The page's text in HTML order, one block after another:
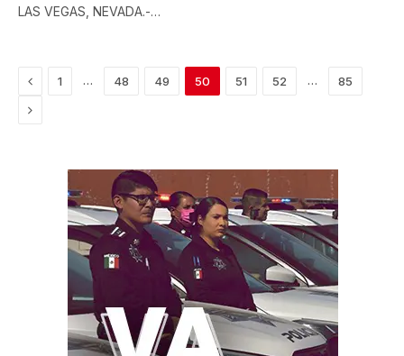
LAS VEGAS, NEVADA.-…
Previous
1 … 48 49 50 51 52 … 85
Next